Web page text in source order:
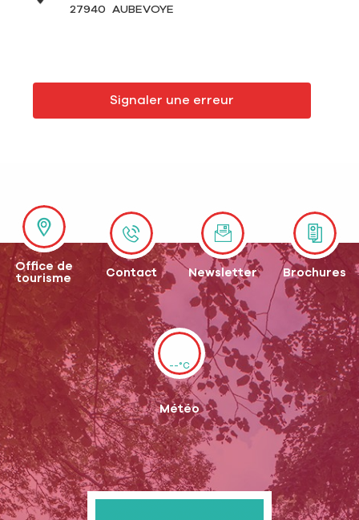
27940
AUBEVOYE
Signaler une erreur
Office de
tourisme
Contact Newsletter Brochures
--°C
Météo